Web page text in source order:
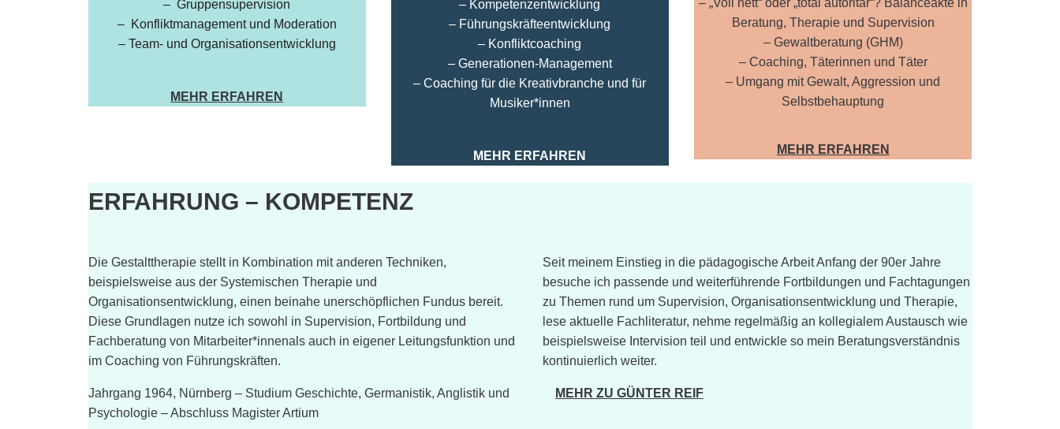
– Gruppensupervision
– Konfliktmanagement und Moderation
– Team- und Organisationsentwicklung
MEHR ERFAHREN
– Kompetenzentwicklung
– Führungskräfteentwicklung
– Konfliktcoaching
– Generationen-Management
– Coaching für die Kreativbranche und für
Musiker*innen
MEHR ERFAHREN
Beratung, Therapie und Supervision
– Gewaltberatung (GHM)
– Coaching, Täterinnen und Täter
– Umgang mit Gewalt, Aggression und
Selbstbehauptung
MEHR ERFAHREN
ERFAHRUNG – KOMPETENZ
Die Gestalttherapie stellt in Kombination mit anderen Techniken,
beispielsweise aus der Systemischen Therapie und
Organisationsentwicklung, einen beinahe unerschöpflichen Fundus bereit.
Diese Grundlagen nutze ich sowohl in Supervision, Fortbildung und
Fachberatung von Mitarbeiter*innenals auch in eigener Leitungsfunktion und
im Coaching von Führungskräften.
Jahrgang 1964, Nürnberg – Studium Geschichte, Germanistik, Anglistik und
Psychologie – Abschluss Magister Artium
Seit meinem Einstieg in die pädagogische Arbeit Anfang der 90er Jahre
besuche ich passende und weiterführende Fortbildungen und Fachtagungen
zu Themen rund um Supervision, Organisationsentwicklung und Therapie,
lese aktuelle Fachliteratur, nehme regelmäßig an kollegialem Austausch wie
beispielsweise Intervision teil und entwickle so mein Beratungsverständnis
kontinuierlich weiter.
MEHR ZU GÜNTER REIF